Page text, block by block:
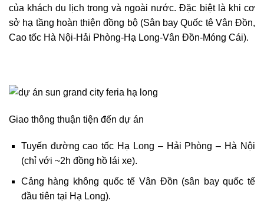
của khách du lịch trong và ngoài nước. Đặc biệt là khi cơ
sở hạ tầng hoàn thiện đồng bộ (Sân bay Quốc tê Vân Đồn,
Cao tốc Hà Nội-Hải Phòng-Hạ Long-Vân Đồn-Móng Cái).
Giao thông thuận tiện đến dự án
Tuyến đường cao tốc Hạ Long – Hải Phòng – Hà Nội
(chỉ với ~2h đồng hồ lái xe).
Cảng hàng không quốc tế Vân Đồn (sân bay quốc tế
đầu tiên tại Hạ Long).